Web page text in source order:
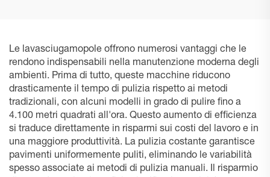
Le lavasciugamopole offrono numerosi vantaggi che le
rendono indispensabili nella manutenzione moderna degli
ambienti. Prima di tutto, queste macchine riducono
drasticamente il tempo di pulizia rispetto ai metodi
tradizionali, con alcuni modelli in grado di pulire fino a
4.100 metri quadrati all'ora. Questo aumento di efficienza
si traduce direttamente in risparmi sui costi del lavoro e in
una maggiore produttività. La pulizia costante garantisce
pavimenti uniformemente puliti, eliminando le variabilità
spesso associate ai metodi di pulizia manuali. Il risparmio